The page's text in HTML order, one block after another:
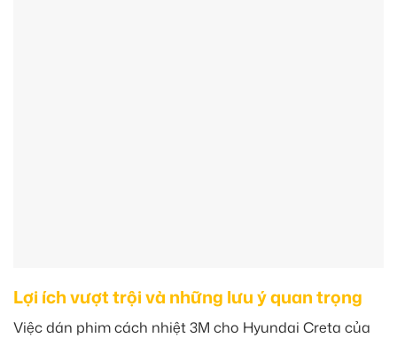
Lợi ích vượt trội và những lưu ý quan trọng
Việc dán phim cách nhiệt 3M cho Hyundai Creta của